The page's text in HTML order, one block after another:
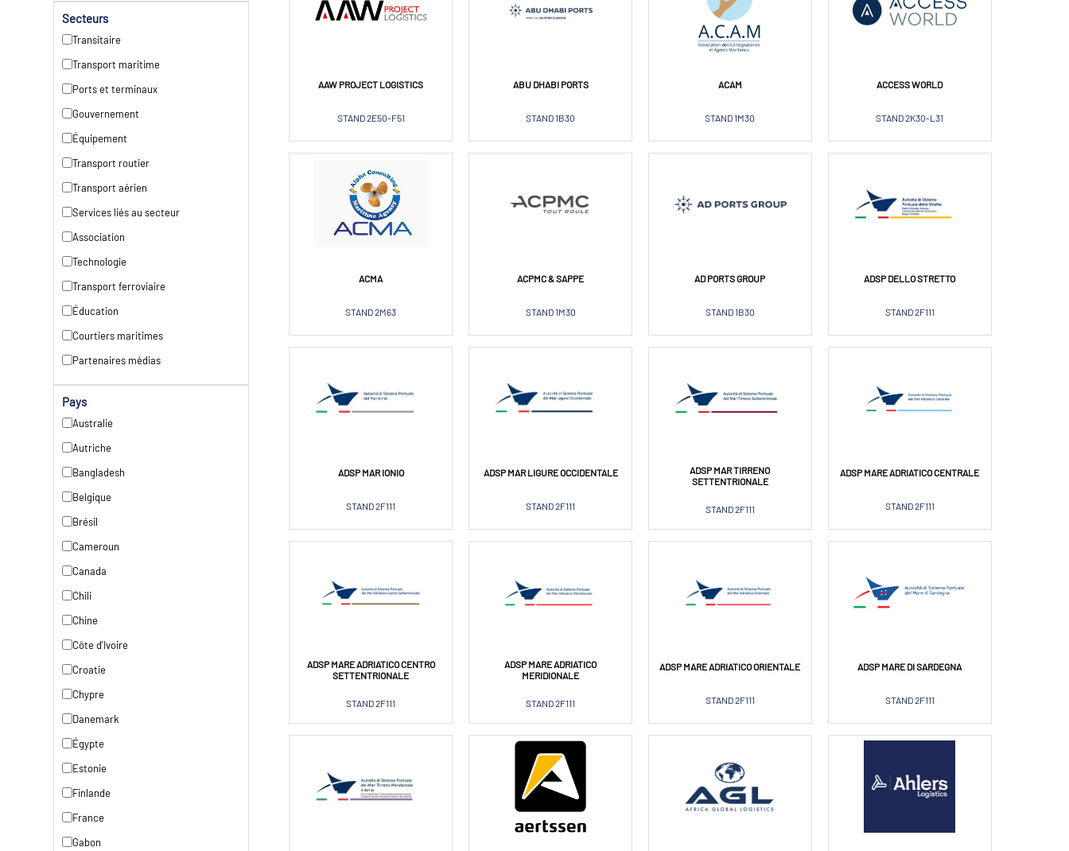
Secteurs
Transitaire
Transport maritime
Ports et terminaux
Gouvernement
Équipement
Transport routier
Transport aérien
Services liés au secteur
Association
Technologie
Transport ferroviaire
Éducation
Courtiers maritimes
Partenaires médias
Pays
Australie
Autriche
Bangladesh
Belgique
Brésil
Cameroun
Canada
Chili
Chine
Côte d'Ivoire
Croatie
Chypre
Danemark
Égypte
Estonie
Finlande
France
Gabon
AAW PROJECT LOGISTICS
STAND 2E50-F51
ABU DHABI PORTS
STAND 1B30
ACAM
STAND 1M30
ACCESS WORLD
STAND 2K30-L31
ACMA
STAND 2M63
ACPMC & SAPPE
STAND 1M30
AD PORTS GROUP
STAND 1B30
ADSP DELLO STRETTO
STAND 2F111
ADSP MAR IONIO
STAND 2F111
ADSP MAR LIGURE OCCIDENTALE
STAND 2F111
ADSP MAR TIRRENO
SETTENTRIONALE
STAND 2F111
ADSP MARE ADRIATICO CENTRALE
STAND 2F111
ADSP MARE ADRIATICO CENTRO
SETTENTRIONALE
STAND 2F111
ADSP MARE ADRIATICO
MERIDIONALE
STAND 2F111
ADSP MARE ADRIATICO ORIENTALE
STAND 2F111
ADSP MARE DI SARDEGNA
STAND 2F111